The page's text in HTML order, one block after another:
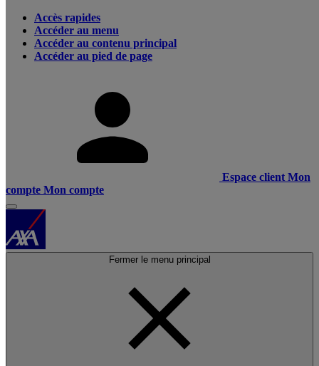
Accès rapides
Accéder au menu
Accéder au contenu principal
Accéder au pied de page
Espace client Mon
compte Mon compte
Fermer le menu principal